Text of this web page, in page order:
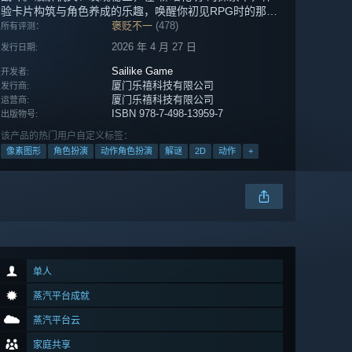
验卡片构筑与角色养成的乐趣，唤醒你初见RPG时的那份
感动。
所有评测： 褒贬不一 (478)
发行日期: 2026 年 4 月 27 日
开发者: Sailike Game
发行商: 厦门乐禧科技有限公司
运营商: 厦门乐禧科技有限公司
出版物号: ISBN 978-7-498-13959-7
该产品的热门用户自定义标签：
像素图形 角色扮演 动作角色扮演 解谜 2D 动作 +
单人
蒸汽平台成就
蒸汽平台云
家庭共享